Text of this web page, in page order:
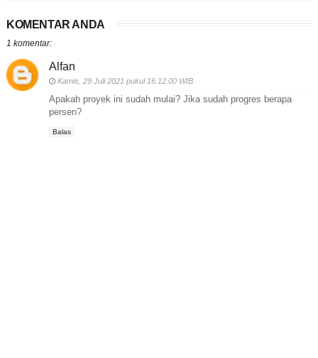
KOMENTAR ANDA
1 komentar:
Alfan
Kamis, 29 Juli 2021 pukul 16.12.00 WIB
Apakah proyek ini sudah mulai? Jika sudah progres berapa
persen?
Balas